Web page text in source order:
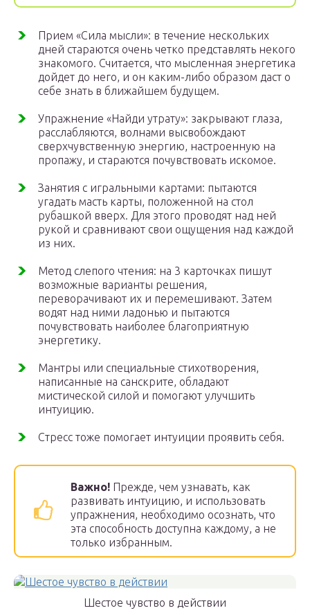
Прием «Сила мысли»: в течение нескольких
дней стараются очень четко представлять некого
знакомого. Считается, что мысленная энергетика
дойдет до него, и он каким-либо образом даст о
себе знать в ближайшем будущем.
Упражнение «Найди утрату»: закрывают глаза,
расслабляются, волнами высвобождают
сверхчувственную энергию, настроенную на
пропажу, и стараются почувствовать искомое.
Занятия с игральными картами: пытаются
угадать масть карты, положенной на стол
рубашкой вверх. Для этого проводят над ней
рукой и сравнивают свои ощущения над каждой
из них.
Метод слепого чтения: на 3 карточках пишут
возможные варианты решения,
переворачивают их и перемешивают. Затем
водят над ними ладонью и пытаются
почувствовать наиболее благоприятную
энергетику.
Мантры или специальные стихотворения,
написанные на санскрите, обладают
мистической силой и помогают улучшить
интуицию.
Стресс тоже помогает интуиции проявить себя.
Важно! Прежде, чем узнавать, как
развивать интуицию, и использовать
упражнения, необходимо осознать, что
эта способность доступна каждому, а не
только избранным.
Шестое чувство в действии